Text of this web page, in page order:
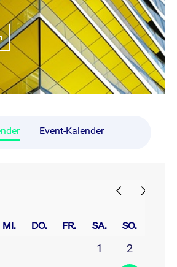
Event-Kalender
MI. DO. FR. SA. SO.
1
2